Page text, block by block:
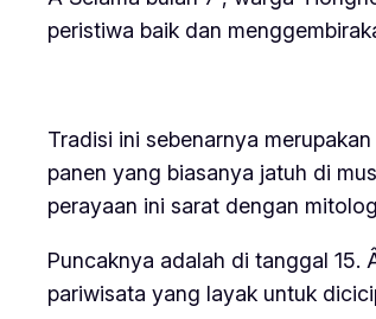
peristiwa baik dan
Tradisi ini sebenarnya
panen yang biasanya jatuh di
perayaan ini sarat dengan
Puncaknya adalah di tanggal 15.
pariwisata yang layak untuk